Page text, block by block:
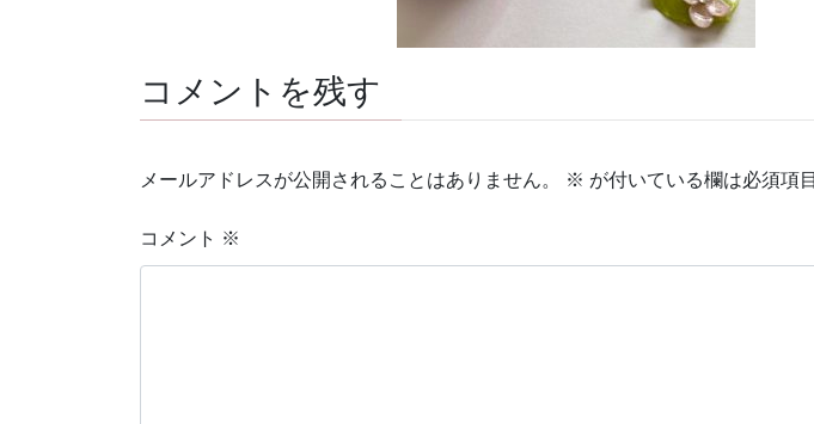
コメントを残す
メールアドレスが公開されることはありません。 ※ が付いている欄は必須項
コメント ※